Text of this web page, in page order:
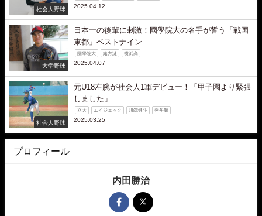
社会人野球 2025.04.12
大学野球
日本一の後輩に刺激！國學院大の名手が誓う「戦国
東都」ベストナイン
國學院大 緒方漣 横浜高
2025.04.07
社会人野球
元U18左腕が社会人1軍デビュー！「甲子園より緊張
しました」
立大 エイジェック 川端健斗 秀岳館
2025.03.25
プロフィール
内田勝治